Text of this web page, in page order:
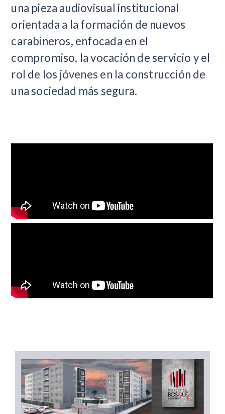
una pieza audiovisual institucional
orientada a la formación de nuevos
carabineros, enfocada en el
compromiso, la vocación de servicio y el
rol de los jóvenes en la construcción de
una sociedad más segura.